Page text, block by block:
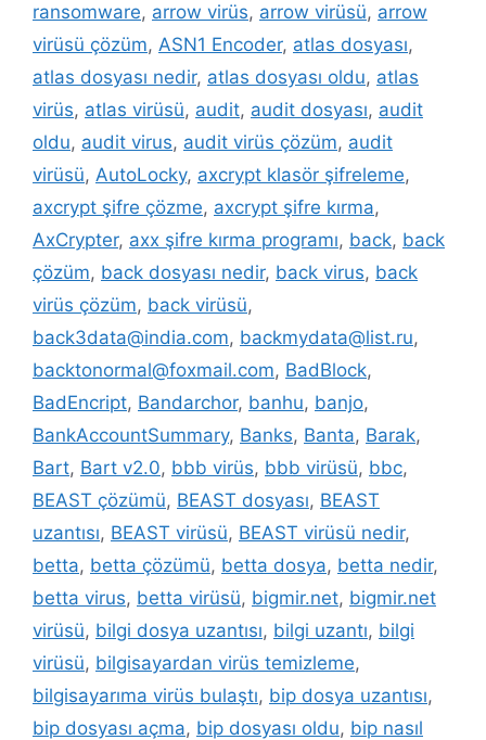
ransomware, arrow virüs, arrow virüsü, arrow
virüsü çözüm, ASN1 Encoder, atlas dosyası,
atlas dosyası nedir, atlas dosyası oldu, atlas
virüs, atlas virüsü, audit, audit dosyası, audit
oldu, audit virus, audit virüs çözüm, audit
virüsü, AutoLocky, axcrypt klasör şifreleme,
axcrypt şifre çözme, axcrypt şifre kırma,
AxCrypter, axx şifre kırma programı, back, back
çözüm, back dosyası nedir, back virus, back
virüs çözüm, back virüsü,
back3data@india.com, backmydata@list.ru,
backtonormal@foxmail.com, BadBlock,
BadEncript, Bandarchor, banhu, banjo,
BankAccountSummary, Banks, Banta, Barak,
Bart, Bart v2.0, bbb virüs, bbb virüsü, bbc,
BEAST çözümü, BEAST dosyası, BEAST
uzantısı, BEAST virüsü, BEAST virüsü nedir,
betta, betta çözümü, betta dosya, betta nedir,
betta virus, betta virüsü, bigmir.net, bigmir.net
virüsü, bilgi dosya uzantısı, bilgi uzantı, bilgi
virüsü, bilgisayardan virüs temizleme,
bilgisayarıma virüs bulaştı, bip dosya uzantısı,
bip dosyası açma, bip dosyası oldu, bip nasıl